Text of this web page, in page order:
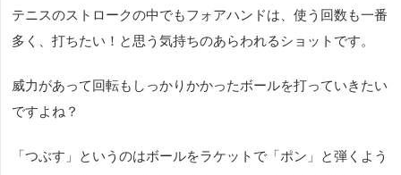
テニスのストロークの中でもフォアハンドは、使う回数も一番
多く、打ちたい！と思う気持ちのあらわれるショットです。
威力があって回転もしっかりかかったボールを打っていきたい
ですよね？
「つぶす」というのはボールをラケットで「ポン」と弾くよう